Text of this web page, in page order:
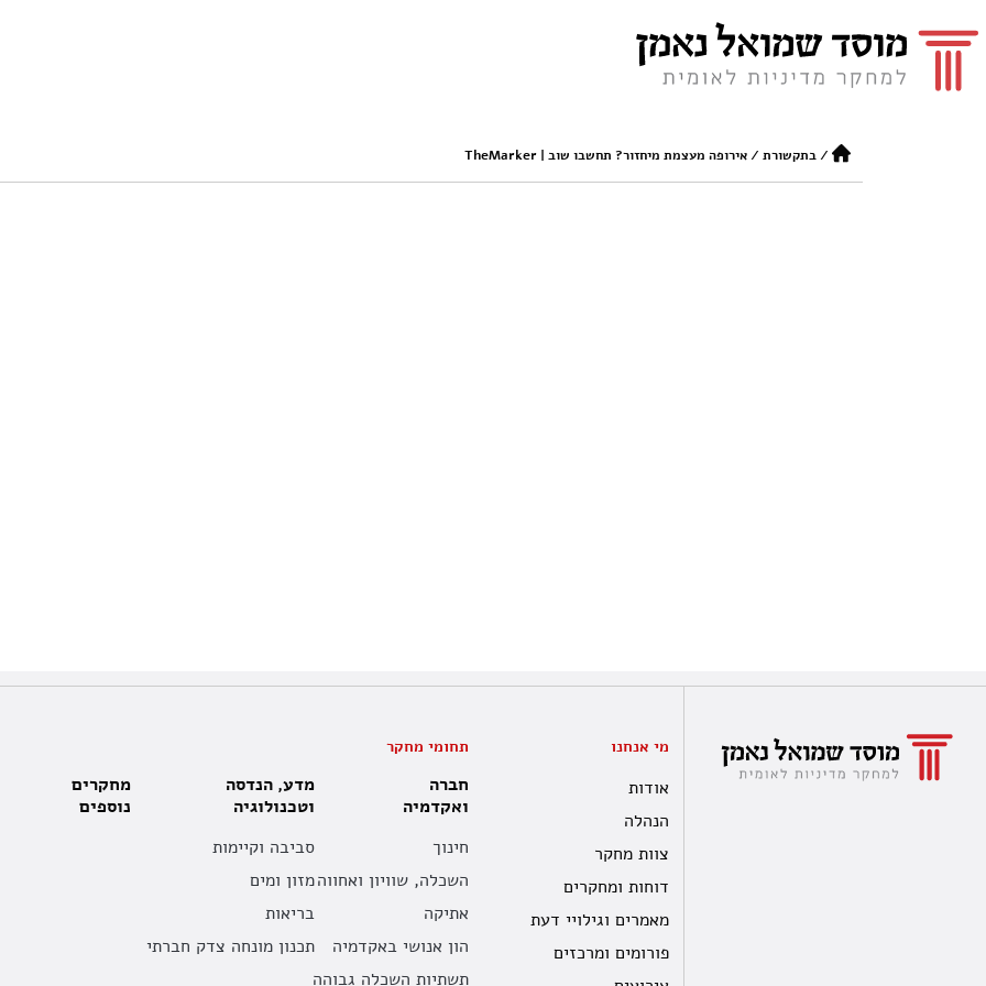
/בתקשורת /אירופה מעצמת מיחזור? תחשבו שוב | TheMarker
מי אנחנו
אודות
הנהלה
צוות מחקר
דוחות ומחקרים
מאמרים וגילויי דעת
פורומים ומרכזים
תחומי מחקר
חברה
ואקדמיה
חינוך
השכלה, שוויון ואחווה
אתיקה
הון אנושי באקדמיה
תשתיות השכלה גבוהה
מדע, הנדסה
וטכנולוגיה
סביבה וקיימות
מזון ומים
בריאות
תכנון מונחה צדק חברתי
מחקרים
נוספים